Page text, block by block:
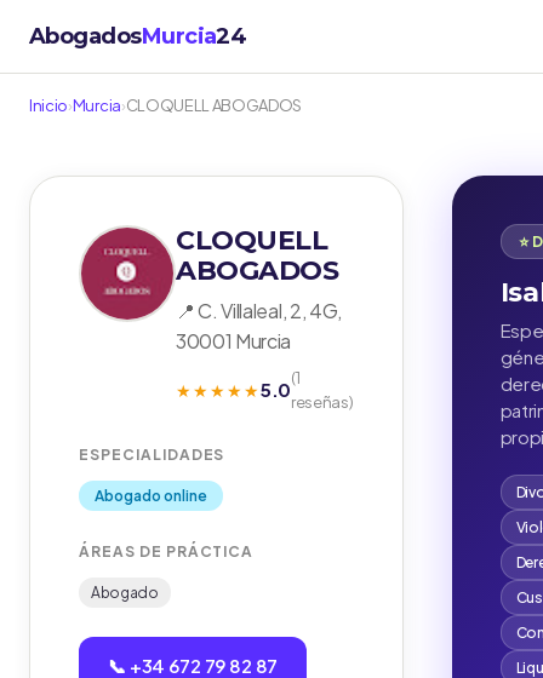
AbogadosMurcia24
Inicio›Murcia›CLOQUELL ABOGADOS
CLOQUELL
ABOGADOS
📍 C. Villaleal, 2, 4G,
30001 Murcia
★★★★★5.0(1
reseñas)
ESPECIALIDADES
Abogado online
ÁREAS DE PRÁCTICA
Abogado
📞 +34 672 79 82 87
⭐